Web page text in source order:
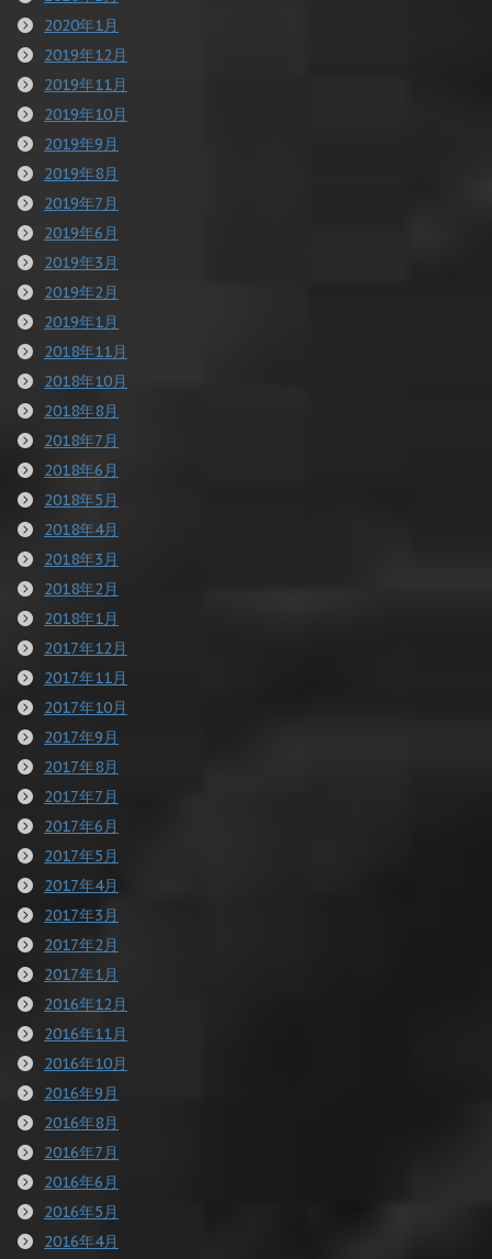
2020年1月
2019年12月
2019年11月
2019年10月
2019年9月
2019年8月
2019年7月
2019年6月
2019年3月
2019年2月
2019年1月
2018年11月
2018年10月
2018年8月
2018年7月
2018年6月
2018年5月
2018年4月
2018年3月
2018年2月
2018年1月
2017年12月
2017年11月
2017年10月
2017年9月
2017年8月
2017年7月
2017年6月
2017年5月
2017年4月
2017年3月
2017年2月
2017年1月
2016年12月
2016年11月
2016年10月
2016年9月
2016年8月
2016年7月
2016年6月
2016年5月
2016年4月